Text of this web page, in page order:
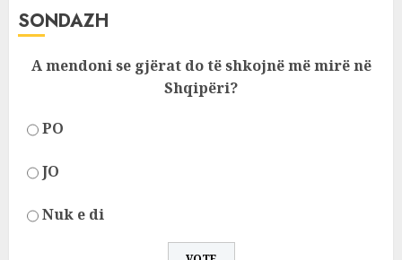
SONDAZH
A mendoni se gjërat do të shkojnë më mirë në
Shqipëri?
PO
JO
Nuk e di